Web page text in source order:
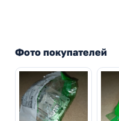
Фото покупателей